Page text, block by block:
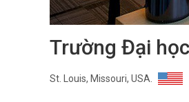
Trường Đại
St. Louis, Missouri, USA.